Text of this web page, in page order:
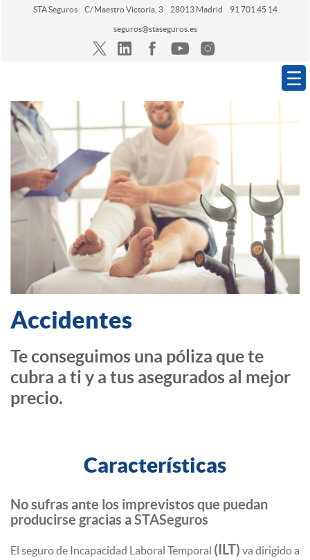
STA Seguros C/ Maestro Victoria, 3 28013 Madrid 91 701 45 14
seguros@staseguros.es
Navegación
Accidentes
Te conseguimos una póliza que te
cubra a ti y a tus asegurados al mejor
precio.
Características
No sufras ante los imprevistos que puedan
producirse gracias a STASeguros
El seguro de Incapacidad Laboral Temporal (ILT) va dirigido a